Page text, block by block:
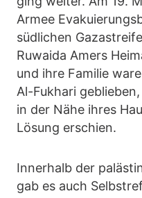
Armee
südlichen
Ruwaida Amers
und ihre Familie
Al-Fukhari
in der Nähe ihres
Lösung erschien.
Innerhalb der
gab es auch